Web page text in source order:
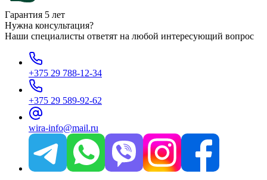
Гарантия 5 лет
Нужна консультация?
Наши специалисты ответят на любой интересующий вопрос
+375 29 788-12-34
+375 29 589-92-62
wira-info@mail.ru